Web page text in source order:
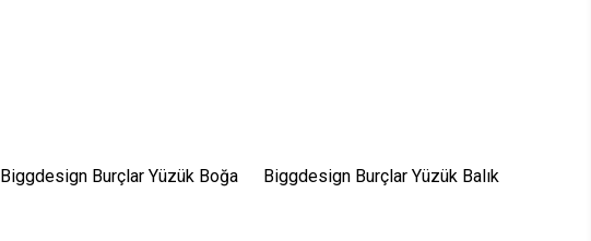
Biggdesign Burçlar Yüzük Boğa Biggdesign Burçlar Yüzük Balık